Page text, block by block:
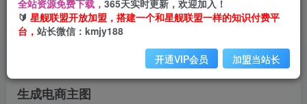
生成电商主图
全站资源免费下载， 365天实时更新，欢迎加入！
🔰 星舰联盟开放加盟，搭建一个和星舰联盟一样的知识付费平
台， 站长微信：kmjy188
开通VIP会员 加盟当站长